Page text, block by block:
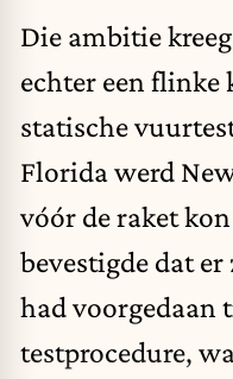
Die ambitie
echter een flinke
statische
Florida werd
vóór de raket
bevestigde dat
had voorgedaan
testprocedure,